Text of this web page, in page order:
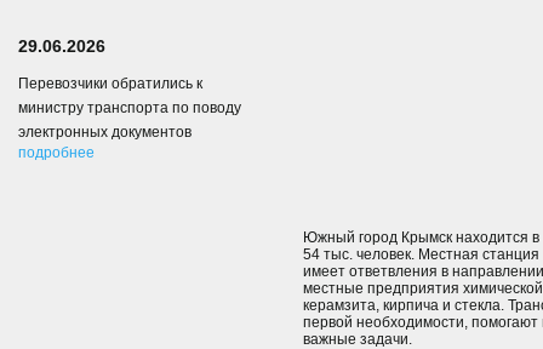
Южный город Крымск находится
54 тыс. человек. Местная
имеет ответвления в
местные предприятия
керамзита, кирпича и стекла.
первой необходимости,
важные задачи.
29.06.2026
Перевозчики обратились к
министру транспорта по поводу
электронных документов
подробнее